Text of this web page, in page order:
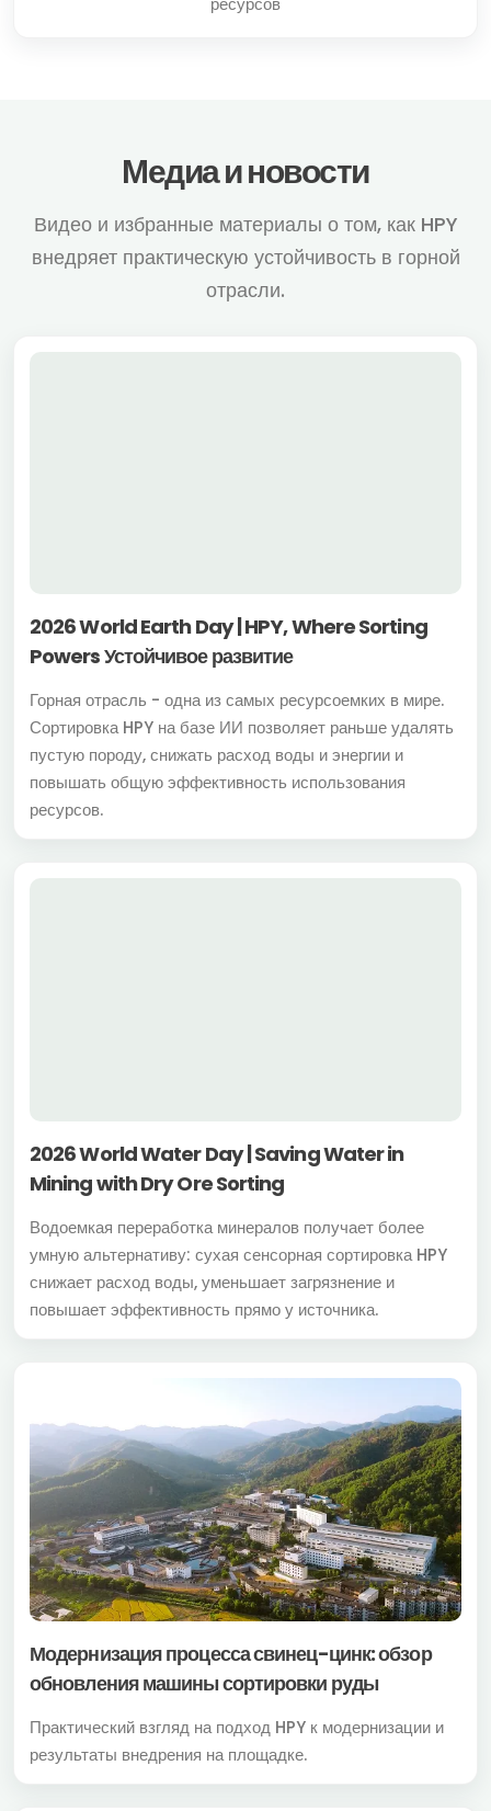
Медиа и новости
Видео и избранные материалы о том, как HPY
внедряет практическую устойчивость в горной
отрасли.
2026 World Earth Day | HPY, Where Sorting
Powers Устойчивое развитие
Горная отрасль - одна из самых ресурсоемких в мире.
Сортировка HPY на базе ИИ позволяет раньше удалять
пустую породу, снижать расход воды и энергии и
повышать общую эффективность использования
ресурсов.
2026 World Water Day | Saving Water in
Mining with Dry Ore Sorting
Водоемкая переработка минералов получает более
умную альтернативу: сухая сенсорная сортировка HPY
снижает расход воды, уменьшает загрязнение и
повышает эффективность прямо у источника.
Модернизация процесса свинец-цинк: обзор
обновления машины сортировки руды
Практический взгляд на подход HPY к модернизации и
результаты внедрения на площадке.